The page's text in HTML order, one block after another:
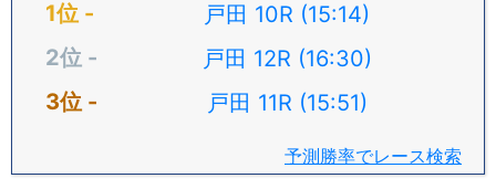
戸田 10R (15:14)
戸田 12R (16:30)
戸田 11R (15:51)
予測勝率でレース検索